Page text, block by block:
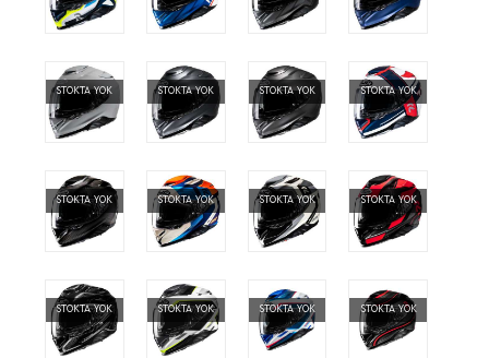
STOKTA YOK STOKTA YOK STOKTA YOK STOKTA YOK
STOKTA YOK STOKTA YOK STOKTA YOK STOKTA YOK
STOKTA YOK STOKTA YOK STOKTA YOK STOKTA YOK